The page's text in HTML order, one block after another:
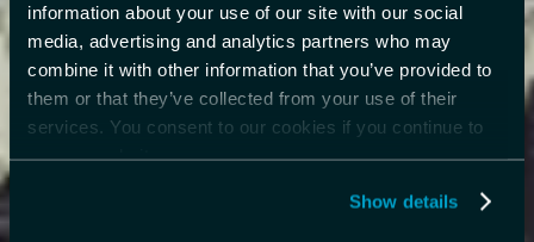
information about your use of our site with our social
media, advertising and analytics partners who may
combine it with other information that you’ve provided to
them or that they’ve collected from your use of their
services. You consent to our cookies if you continue to
use our website.
Show details